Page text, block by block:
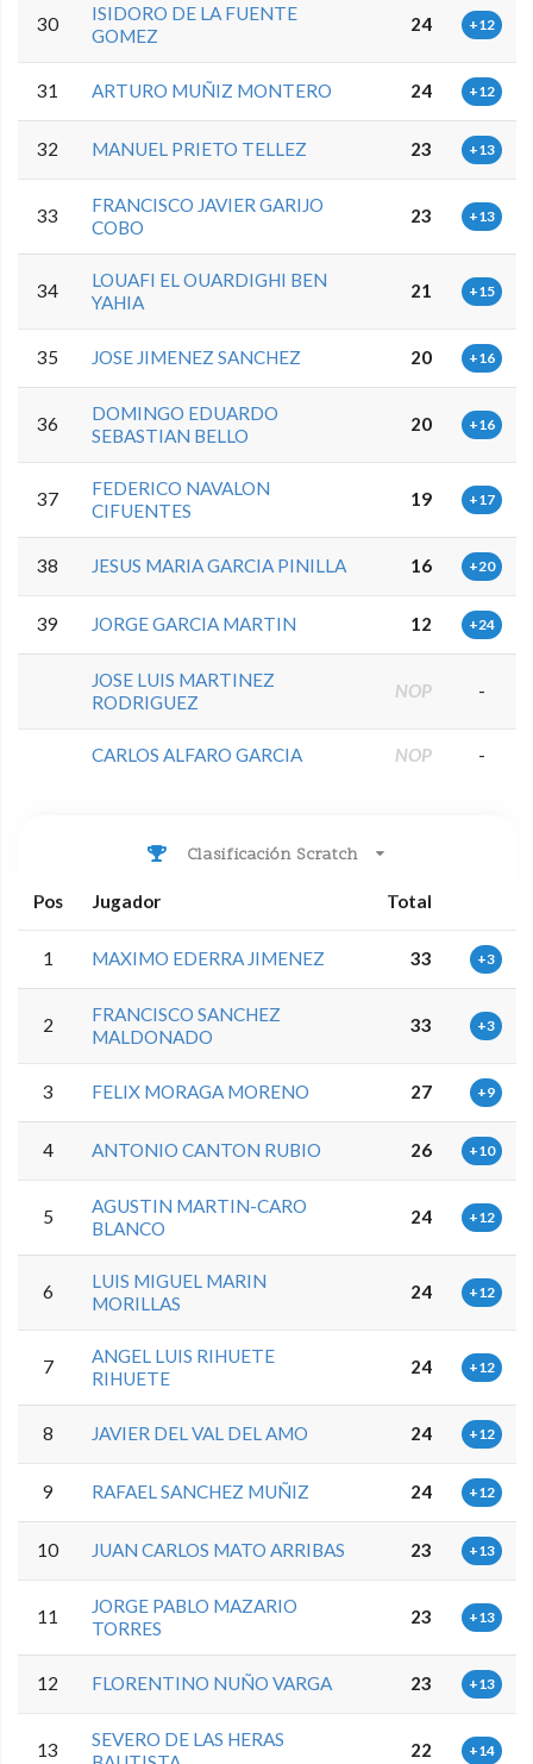
30
ISIDORO DE LA FUENTE
GOMEZ
24 +12
31 ARTURO MUÑIZ MONTERO 24 +12
32 MANUEL PRIETO TELLEZ 23 +13
33
FRANCISCO JAVIER GARIJO
COBO
23 +13
34
LOUAFI EL OUARDIGHI BEN
YAHIA
21 +15
35 JOSE JIMENEZ SANCHEZ 20 +16
36
DOMINGO EDUARDO
SEBASTIAN BELLO
20 +16
37
FEDERICO NAVALON
CIFUENTES
19 +17
38 JESUS MARIA GARCIA PINILLA 16 +20
39 JORGE GARCIA MARTIN 12 +24
JOSE LUIS MARTINEZ
RODRIGUEZ
NOP -
CARLOS ALFARO GARCIA NOP -
Clasificación Scratch
Pos Jugador Total
1 MAXIMO EDERRA JIMENEZ 33 +3
2
FRANCISCO SANCHEZ
MALDONADO
33 +3
3 FELIX MORAGA MORENO 27 +9
4 ANTONIO CANTON RUBIO 26 +10
5
AGUSTIN MARTIN-CARO
BLANCO
24 +12
6
LUIS MIGUEL MARIN
MORILLAS
24 +12
7
ANGEL LUIS RIHUETE
RIHUETE
24 +12
8 JAVIER DEL VAL DEL AMO 24 +12
9 RAFAEL SANCHEZ MUÑIZ 24 +12
10 JUAN CARLOS MATO ARRIBAS 23 +13
11
JORGE PABLO MAZARIO
TORRES
23 +13
12 FLORENTINO NUÑO VARGA 23 +13
13
SEVERO DE LAS HERAS
22 +14